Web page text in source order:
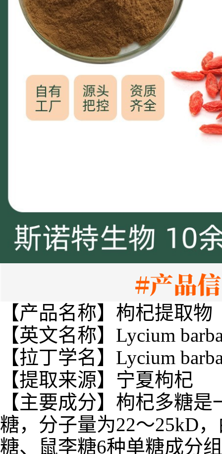
【产品名称】枸杞提取物
【英文名称】Lycium
【拉丁学名】Lycium
【提取来源】宁夏枸杞
【主要成分】枸杞多糖
糖，分子量为22～25kD
糖、鼠李糖6种单糖成分